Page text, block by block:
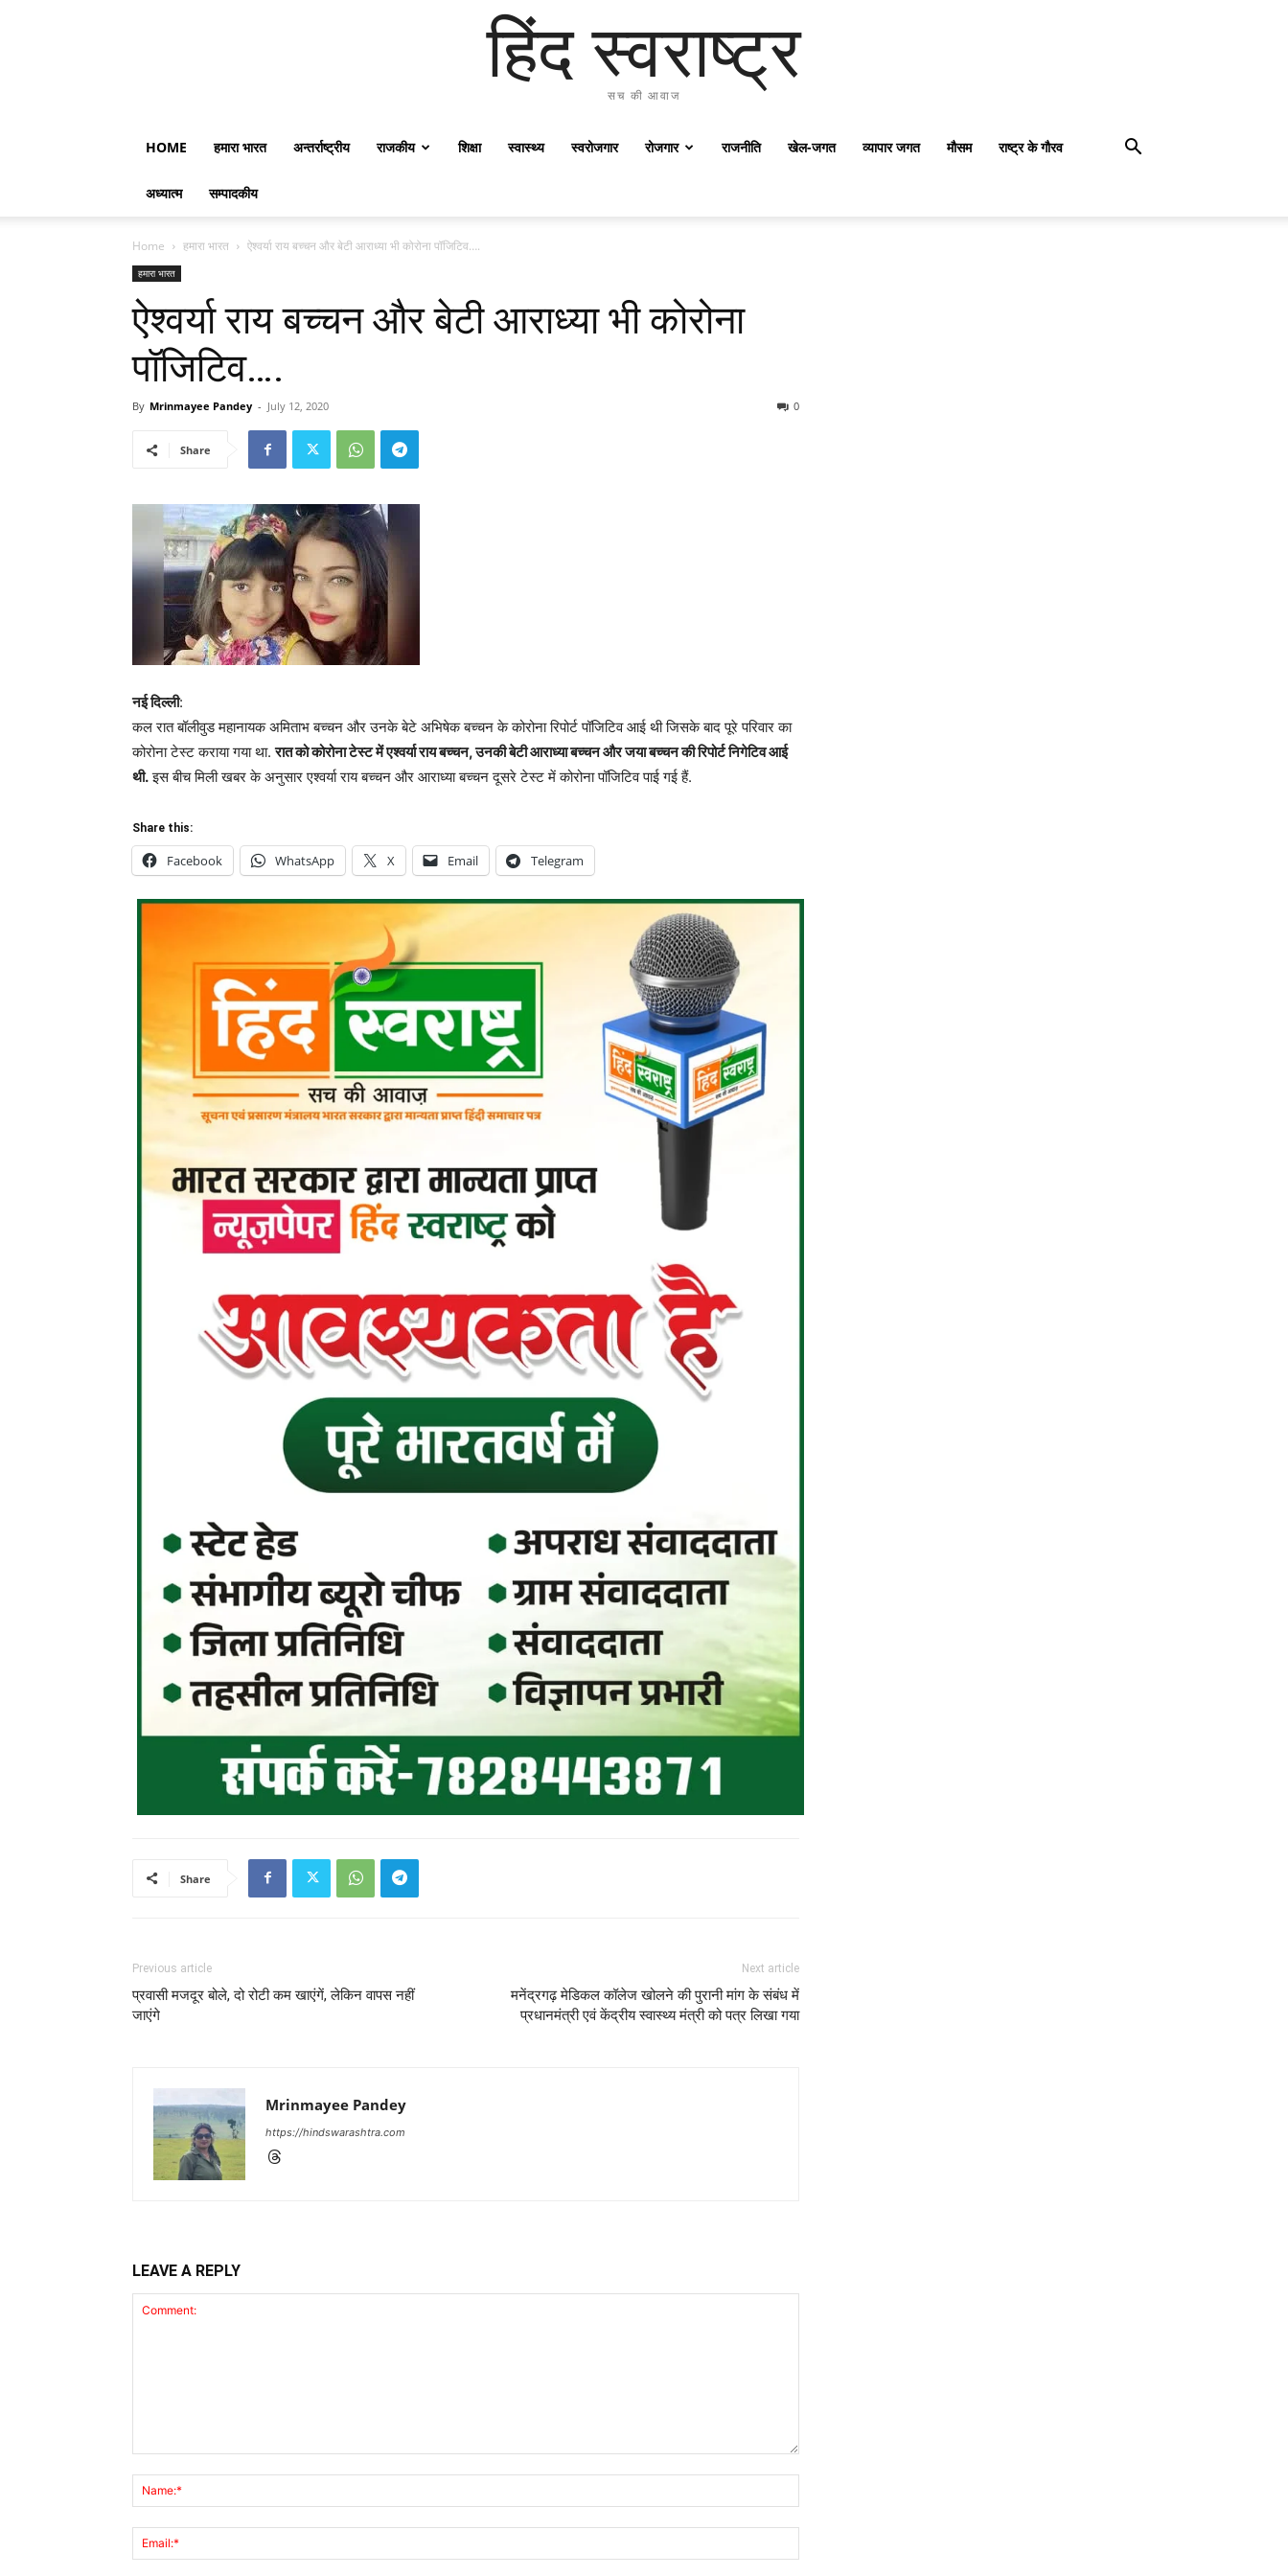
हिंद स्वराष्ट्र
सच की आवाज
HOME हमारा भारत अन्तर्राष्ट्रीय राजकीय शिक्षा स्वास्थ्य स्वरोजगार रोजगार राजनीति खेल-जगत व्यापार जगत मौसम राष्ट्र के गौरव
अध्यात्म सम्पादकीय
Home हमारा भारत ऐश्वर्या राय बच्चन और बेटी आराध्या भी कोरोना पॉजिटिव….
हमारा भारत
ऐश्वर्या राय बच्चन और बेटी आराध्या भी कोरोना
पॉजिटिव….
By Mrinmayee Pandey - July 12, 2020 0
Share
नई दिल्ली:
कल रात बॉलीवुड महानायक अमिताभ बच्चन और उनके बेटे अभिषेक बच्चन के कोरोना रिपोर्ट पॉजिटिव आई थी जिसके बाद पूरे परिवार का
कोरोना टेस्ट कराया गया था.रात को कोरोना टेस्ट में एश्वर्या राय बच्चन, उनकी बेटी आराध्या बच्चन और जया बच्चन की रिपोर्ट निगेटिव आई
थी.इस बीच मिली खबर के अनुसार एश्वर्या राय बच्चन और आराध्या बच्चन दूसरे टेस्ट में कोरोना पॉजिटिव पाई गई हैं.
Share this:
Facebook WhatsApp X Email Telegram
Share
Previous article
प्रवासी मजदूर बोले, दो रोटी कम खाएंगें, लेकिन वापस नहीं
जाएंगे
Next article
मनेंद्रगढ़ मेडिकल कॉलेज खोलने की पुरानी मांग के संबंध में
प्रधानमंत्री एवं केंद्रीय स्वास्थ्य मंत्री को पत्र लिखा गया
Mrinmayee Pandey
https://hindswarashtra.com
LEAVE A REPLY